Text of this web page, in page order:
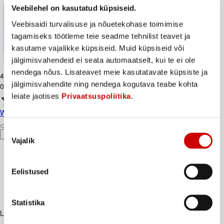
Veebilehel on kasutatud küpsiseid.
Veebisaidi turvalisuse ja nõuetekohase toimimise
tagamiseks töötleme teie seadme tehnilist teavet ja
kasutame vajalikke küpsiseid. Muid küpsiseid või
jälgimisvahendeid ei seata automaatselt, kui te ei ole
nendega nõus. Lisateavet meie kasutatavate küpsiste ja
jälgimisvahendite ning nendega kogutava teabe kohta
leiate jaotises Privaatsuspoliitika.
Nõusoleku
valikVajalik
Eelistused
Statistika
WC paber ZEWA Moll valge 3kih. 12rl
4
99€
0,42€/tk
WC paber ZEWA Moll valge 3kih. 12rl
Lisaks soovitame